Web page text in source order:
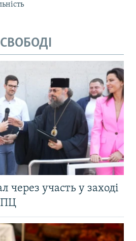
через участь у заході